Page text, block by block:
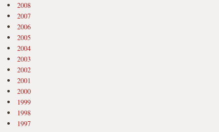
2008
2007
2006
2005
2004
2003
2002
2001
2000
1999
1998
1997